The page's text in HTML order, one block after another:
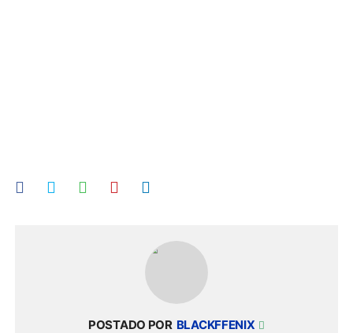
POSTADO POR BLACKFFENIX